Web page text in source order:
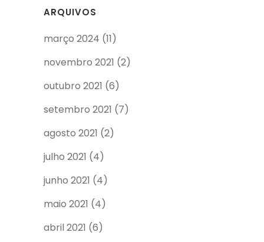
ARQUIVOS
março 2024 (11)
novembro 2021 (2)
outubro 2021 (6)
setembro 2021 (7)
agosto 2021 (2)
julho 2021 (4)
junho 2021 (4)
maio 2021 (4)
abril 2021 (6)